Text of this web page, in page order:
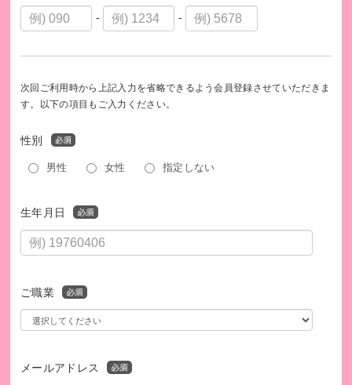
だいたご寄付の総額をまとめた領収書を送付させていただき
ます。
承ください。
＊特定非営利活動法人happinessへのご寄付には、税法上の
- -
次回ご利用時から上記入力を省略できるよう会員登録させていただきま
す。以下の項目もご入力ください。
性別
男性 女性 指定しない
生年月日
ご職業
メールアドレス